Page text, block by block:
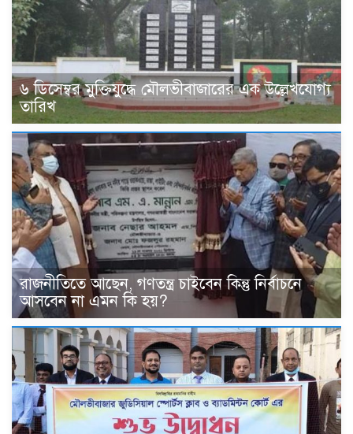
৬ ডিসেম্বর মুক্তিযুদ্ধে মৌলভীবাজারের এক উল্লেখযোগ্য
তারিখ
রাজনীতিতে আছেন, গণতন্ত্র চাইবেন কিন্তু নির্বাচনে
আসবেন না এমন কি হয়?